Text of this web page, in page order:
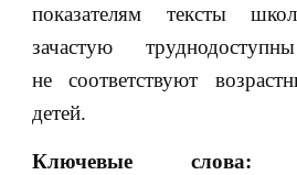
показателям тексты
зачастую
не соответствуют
детей.
Ключевые слова: